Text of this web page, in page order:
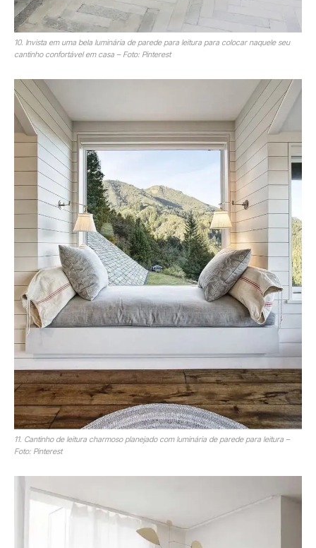
10. Invista em uma bela luminária de parede para leitura para colocar naquele seu
cantinho confortável em casa – Foto: Pinterest
11. Cantinho de leitura charmoso planejado com luminária de parede para leitura –
Foto: Pinterest